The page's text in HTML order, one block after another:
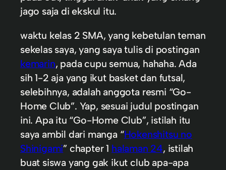
jago saja di ekskul itu.
waktu kelas 2 SMA, yang kebetulan teman
sekelas saya, yang saya tulis di postingan
kemarin, pada cupu semua, hahaha. Ada
sih 1-2 aja yang ikut basket dan futsal,
selebihnya, adalah anggota resmi “Go-
Home Club”. Yap, sesuai judul postingan
ini. Apa itu “Go-Home Club”, istilah itu
saya ambil dari manga “Hokenshitsu no
Shinigami” chapter 1 halaman 24, istilah
buat siswa yang gak ikut club apa-apa